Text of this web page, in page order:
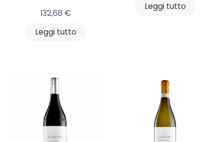
132,68 €
Leggi tutto
Leggi tutto